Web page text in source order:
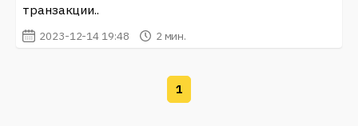
транзакции..
2023-12-14 19:48 2 мин.
1